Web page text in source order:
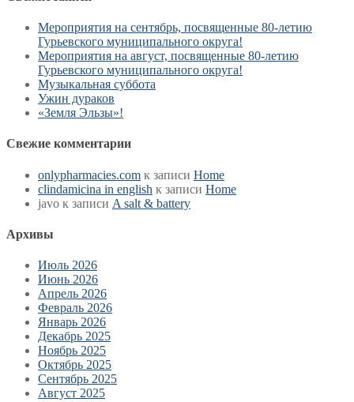
Мероприятия на сентябрь, посвященные 80-летию
Гурьевского муниципального округа!
Мероприятия на август, посвященные 80-летию
Гурьевского муниципального округа!
Музыкальная суббота
Ужин дураков
«Земля Эльзы»!
Свежие комментарии
onlypharmacies.com к записи Home
clindamicina in english к записи Home
javo к записи A salt & battery
Архивы
Июль 2026
Июнь 2026
Апрель 2026
Февраль 2026
Январь 2026
Декабрь 2025
Ноябрь 2025
Октябрь 2025
Сентябрь 2025
Август 2025